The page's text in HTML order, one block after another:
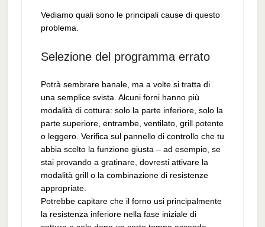
Vediamo quali sono le principali cause di questo
problema.
Selezione del programma errato
Potrà sembrare banale, ma a volte si tratta di
una semplice svista. Alcuni forni hanno più
modalità di cottura: solo la parte inferiore, solo la
parte superiore, entrambe, ventilato, grill potente
o leggero. Verifica sul pannello di controllo che tu
abbia scelto la funzione giusta – ad esempio, se
stai provando a gratinare, dovresti attivare la
modalità grill o la combinazione di resistenze
appropriate.
Potrebbe capitare che il forno usi principalmente
la resistenza inferiore nella fase iniziale di